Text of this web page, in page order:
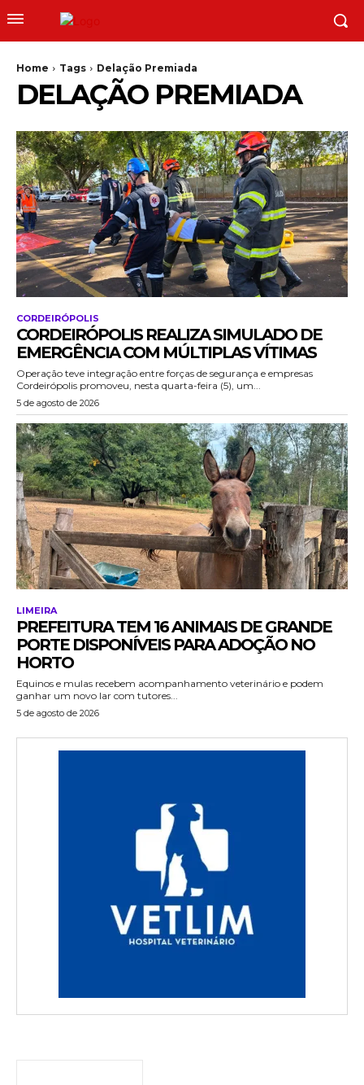
Home Tags Delação Premiada
DELAÇÃO PREMIADA
CORDEIRÓPOLIS
CORDEIRÓPOLIS REALIZA SIMULADO DE
EMERGÊNCIA COM MÚLTIPLAS VÍTIMAS
Operação teve integração entre forças de segurança e empresas
Cordeirópolis promoveu, nesta quarta-feira (5), um...
5 de agosto de 2026
LIMEIRA
PREFEITURA TEM 16 ANIMAIS DE GRANDE
PORTE DISPONÍVEIS PARA ADOÇÃO NO
HORTO
Equinos e mulas recebem acompanhamento veterinário e podem
ganhar um novo lar com tutores...
5 de agosto de 2026